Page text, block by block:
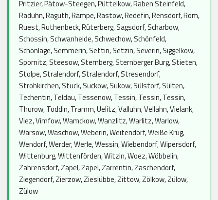
Pritzier, Pätow-Steegen, Püttelkow, Raben Steinfeld,
Raduhn, Raguth, Rampe, Rastow, Redefin, Rensdorf, Rom,
Ruest, Ruthenbeck, Rüterberg, Sagsdorf, Scharbow,
Schossin, Schwanheide, Schwechow, Schönfeld,
Schönlage, Semmerin, Settin, Setzin, Severin, Siggelkow,
Spornitz, Steesow, Sternberg, Sternberger Burg, Stieten,
Stolpe, Stralendorf, Stralendorf, Stresendorf,
Strohkirchen, Stuck, Suckow, Sukow, Sülstorf, Sülten,
Techentin, Teldau, Tessenow, Tessin, Tessin, Tessin,
Thurow, Toddin, Tramm, Uelitz, Valluhn, Vellahn, Vielank,
Viez, Vimfow, Wamckow, Wanzlitz, Warlitz, Warlow,
Warsow, Waschow, Weberin, Weitendorf, Weiße Krug,
Wendorf, Werder, Werle, Wessin, Wiebendorf, Wipersdorf,
Wittenburg, Wittenförden, Witzin, Woez, Wöbbelin,
Zahrensdorf, Zapel, Zapel, Zarrentin, Zaschendorf,
Ziegendorf, Zierzow, Zieslübbe, Zittow, Zölkow, Zülow,
Zülow